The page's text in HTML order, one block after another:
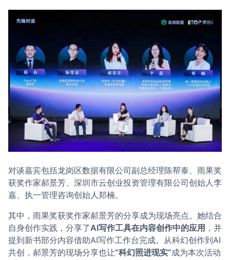
对谈嘉宾包括龙岗区数据有限公司副总经理陈帮泰、雨果奖
获奖作家郝景芳、深圳市云创业投资管理有限公司创始人李
嘉、执一管理咨询创始人郑楠。
其中，雨果奖获奖作家郝景芳的分享成为现场亮点。她结合
自身创作实践，分享了AI写作工具在内容创作中的应用 ，并
提到新书部分内容借助AI写作工作台完成。从科幻创作到AI
共创，郝景芳的现场分享也让“科幻照进现实”成为本次活动